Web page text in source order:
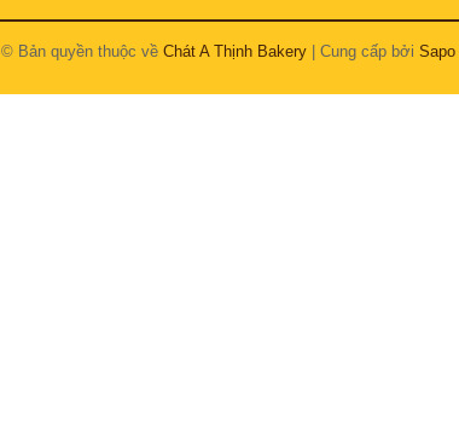
© Bản quyền thuộc về Chát A Thịnh Bakery | Cung cấp bởi Sapo